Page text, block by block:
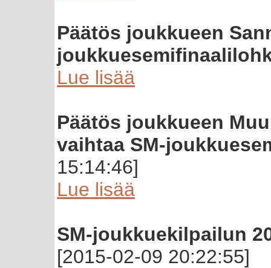
Päätös joukkueen
Lue lisää
Päätös joukkueen
vaihtaa SM-
15:14:46]
Lue lisää
SM-joukkuekilpailun
[2015-02-09 20:22:55]